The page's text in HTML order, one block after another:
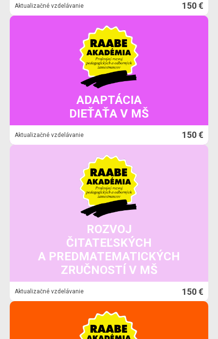
Aktualizačné vzdelávanie 150 €
ADAPTÁCIA
DIEŤAŤA V MŠ
Aktualizačné vzdelávanie 150 €
ROZVOJ
ČITATEĽSKÝCH
A PREDMATEMATICKÝCH
ZRUČNOSTÍ V MŠ
Aktualizačné vzdelávanie 150 €